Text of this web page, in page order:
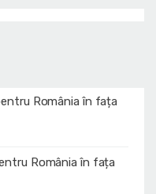
România în fața
România în fața